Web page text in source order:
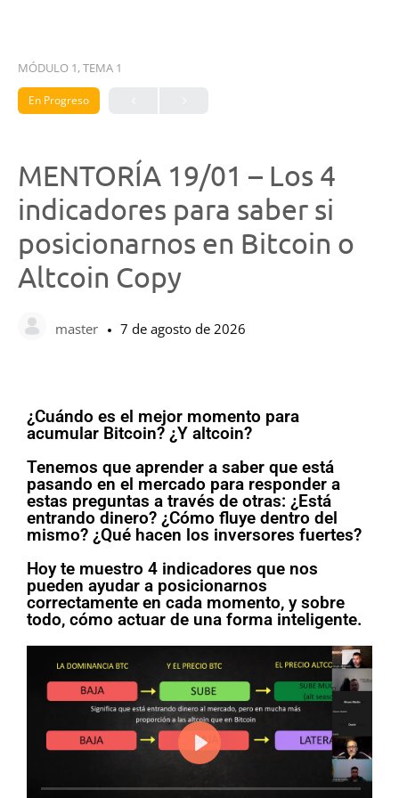
MÓDULO 1, TEMA 1
En Progreso
MENTORÍA 19/01 – Los 4
indicadores para saber si
posicionarnos en Bitcoin o
Altcoin Copy
master 7 de agosto de 2026
¿Cuándo es el mejor momento para
acumular Bitcoin? ¿Y altcoin?
Tenemos que aprender a saber que está
pasando en el mercado para responder a
estas preguntas a través de otras: ¿Está
entrando dinero? ¿Cómo fluye dentro del
mismo? ¿Qué hacen los inversores fuertes?
Hoy te muestro 4 indicadores que nos
pueden ayudar a posicionarnos
correctamente en cada momento, y sobre
todo, cómo actuar de una forma inteligente.